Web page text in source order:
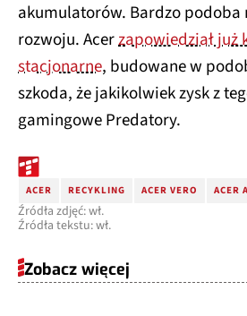
akumulatorów. Bardzo podoba
rozwoju. Acerzapowiedział już
stacjonarne, budowane w
szkoda, że jakikolwiek zysk z
gamingowe Predatory.
ACER RECYKLING ACER VERO ACER
Źródła zdjęć: wł.
Źródła tekstu: wł.
Zobacz więcej